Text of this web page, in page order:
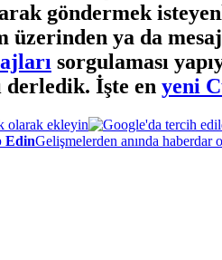
göndermek
üzerinden ya da
sorgulaması
derledik. İşte en yeni
EdinGelişmelerden anında haberdar